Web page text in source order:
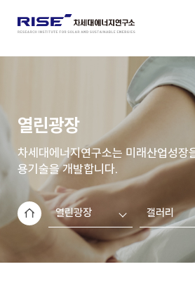
열린광장
차세대에너지연구소는 미래산업성장
용기술을 개발합니다.
열린광장 갤러리